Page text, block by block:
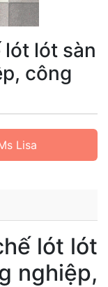
lót sàn
công
Lisa
lót lót
nghiệp,